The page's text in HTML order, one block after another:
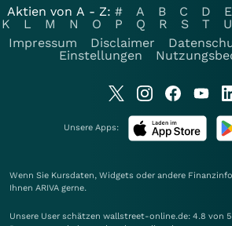
Aktien von A - Z: # A B C D E
K
L M N O P Q R S T U
Impressum
Disclaimer
Einstellungen
Unsere Apps:
Wenn Sie Kursdaten, Widgets oder andere
Ihnen ARIVA gerne.
Unsere User schätzen wallstreet-online.de: 4.8 von